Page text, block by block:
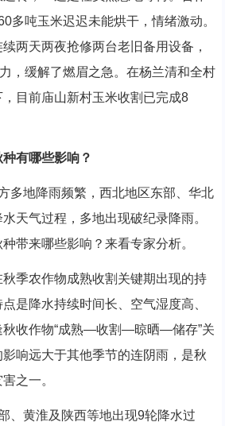
多吨玉米迟迟未能烘干，情绪激动。
两天两夜抢修两台老旧备用设备，
，缓解了燃眉之急。在杨兰清和全村
目前庙山新村玉米收割已完成8
有哪些影响？
地降雨频繁，西北地区东部、华北
天气过程，多地出现破纪录降雨。
带来哪些影响？来看专家分析。
农作物成熟收割关键期出现的持
是降水持续时间长、空气湿度高、
秋收作物“成熟—收割—晾晒—储存”关
响远大于其他季节的连阴雨，是秋
之一。
黄淮及陕西等地出现9轮降水过